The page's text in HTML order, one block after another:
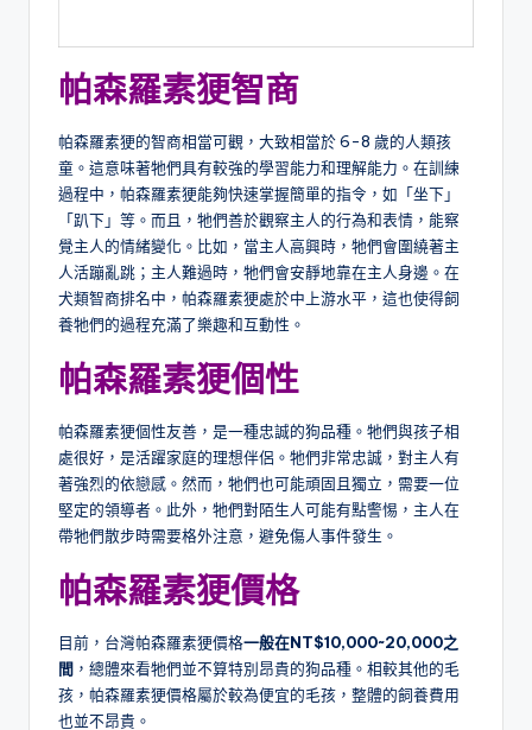
帕森羅素㹴智商
帕森羅素㹴的智商相當可觀，大致相當於 6-8 歲的人類孩
童。這意味著牠們具有較強的學習能力和理解能力。在訓練
過程中，帕森羅素㹴能夠快速掌握簡單的指令，如「坐下」
「趴下」等。而且，牠們善於觀察主人的行為和表情，能察
覺主人的情緒變化。比如，當主人高興時，牠們會圍繞著主
人活蹦亂跳；主人難過時，牠們會安靜地靠在主人身邊。在
犬類智商排名中，帕森羅素㹴處於中上游水平，這也使得飼
養牠們的過程充滿了樂趣和互動性。
帕森羅素㹴個性
帕森羅素㹴個性友善，是一種忠誠的狗品種。牠們與孩子相
處很好，是活躍家庭的理想伴侶。牠們非常忠誠，對主人有
著強烈的依戀感。然而，牠們也可能頑固且獨立，需要一位
堅定的領導者。此外，牠們對陌生人可能有點警惕，主人在
帶牠們散步時需要格外注意，避免傷人事件發生。
帕森羅素㹴價格
目前，台灣帕森羅素㹴價格一般在NT$10,000~20,000之
間 ，總體來看牠們並不算特別昂貴的狗品種。相較其他的毛
孩，帕森羅素㹴價格屬於較為便宜的毛孩，整體的飼養費用
也並不昂貴。